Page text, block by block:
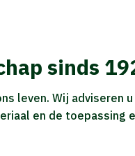
sinds
leven. Wij adviseren
en de toepassing